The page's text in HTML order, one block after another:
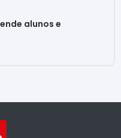
alunos e